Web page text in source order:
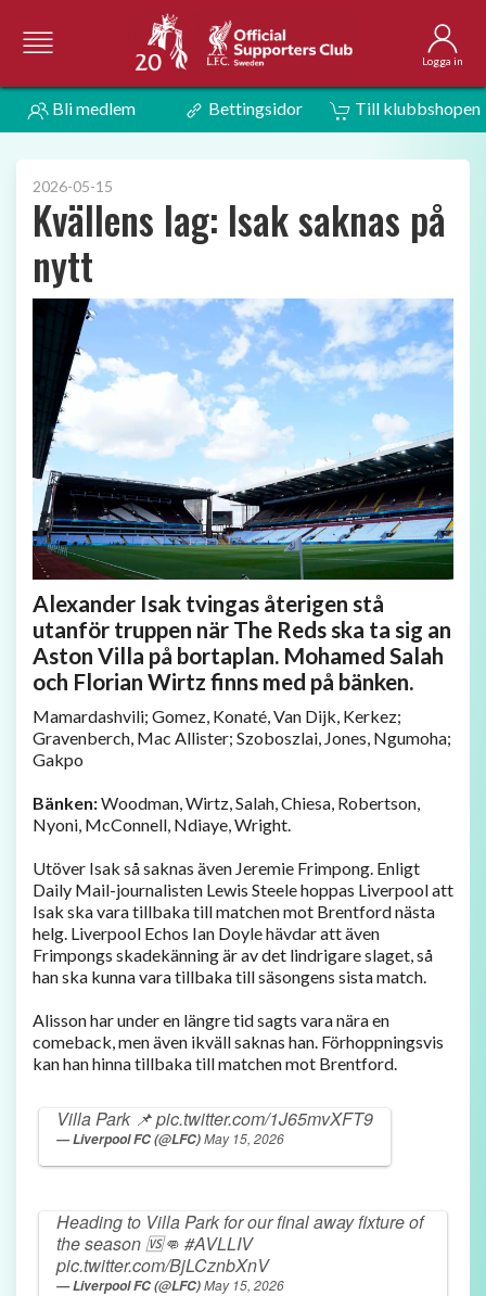
Logga in
Bli medlem Bettingsidor Till klubbshopen
2026-05-15
Kvällens lag: Isak saknas på
nytt
Alexander Isak tvingas återigen stå
utanför truppen när The Reds ska ta sig an
Aston Villa på bortaplan. Mohamed Salah
och Florian Wirtz finns med på bänken.
Mamardashvili; Gomez, Konaté, Van Dijk, Kerkez;
Gravenberch, Mac Allister; Szoboszlai, Jones, Ngumoha;
Gakpo
Bänken:Woodman, Wirtz, Salah, Chiesa, Robertson,
Nyoni, McConnell, Ndiaye, Wright.
Utöver Isak så saknas även Jeremie Frimpong. Enligt
Daily Mail-journalisten Lewis Steele hoppas Liverpool att
Isak ska vara tillbaka till matchen mot Brentford nästa
helg. Liverpool Echos Ian Doyle hävdar att även
Frimpongs skadekänning är av det lindrigare slaget, så
han ska kunna vara tillbaka till säsongens sista match.
Alisson har under en längre tid sagts vara nära en
comeback, men även ikväll saknas han. Förhoppningsvis
kan han hinna tillbaka till matchen mot Brentford.
Villa Park 📌pic.twitter.com/1J65mvXFT9
— Liverpool FC (@LFC)May 15, 2026
Heading to Villa Park for our final away fixture of
the season 🆚👊 #AVLLIV
pic.twitter.com/BjLCznbXnV
— Liverpool FC (@LFC)May 15, 2026